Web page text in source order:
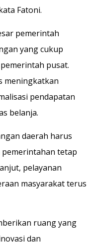
Fatoni.
pemerintah
yang cukup
pusat.
meningkatkan
pendapatan
belanja.
daerah harus
tetap
pelayanan
masyarakat terus
ruang yang
dan